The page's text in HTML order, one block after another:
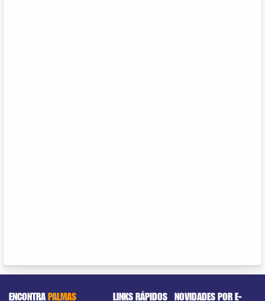
ENCONTRAPALMAS LINKS RÁPIDOS NOVIDADES POR E-